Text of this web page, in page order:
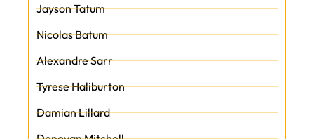
Jayson Tatum
Nicolas Batum
Alexandre Sarr
Tyrese Haliburton
Damian Lillard